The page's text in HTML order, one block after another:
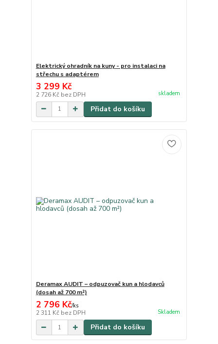
Elektrický ohradník na kuny - pro instalaci na
střechu s adaptérem
3 299 Kč
2 726 Kč bez DPH skladem
Přidat do košíku
Deramax AUDIT – odpuzovač kun a hlodavců
(dosah až 700 m²)
2 796 Kč/ks
2 311 Kč bez DPH Skladem
Přidat do košíku